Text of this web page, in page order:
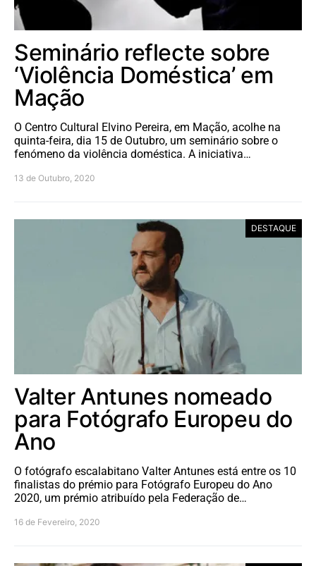
Seminário reflecte sobre
‘Violência Doméstica’ em
Mação
O Centro Cultural Elvino Pereira, em Mação, acolhe na
quinta-feira, dia 15 de Outubro, um seminário sobre o
fenómeno da violência doméstica. A iniciativa…
13 de Outubro, 2020
DESTAQUE
Valter Antunes nomeado
para Fotógrafo Europeu do
Ano
O fotógrafo escalabitano Valter Antunes está entre os 10
finalistas do prémio para Fotógrafo Europeu do Ano
2020, um prémio atribuído pela Federação de…
16 de Fevereiro, 2020